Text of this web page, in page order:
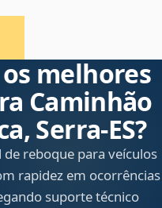
melhores
Caminhão
Serra‑ES?
reboque para veículos
rapidez em ocorrências
suporte técnico